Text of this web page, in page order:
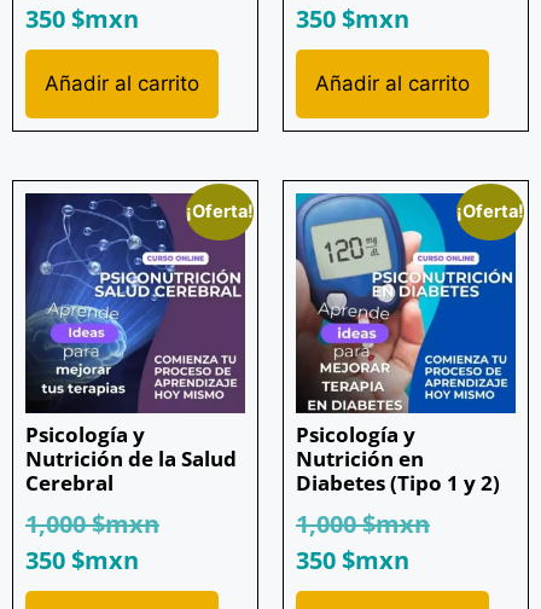
350$mxn
Añadir al carrito
350$mxn
Añadir al carrito
¡Oferta!
Psicología y
Nutrición de la Salud
Cerebral
1,000$mxn
350$mxn
¡Oferta!
Psicología y
Nutrición en
Diabetes (Tipo 1 y 2)
1,000$mxn
350$mxn